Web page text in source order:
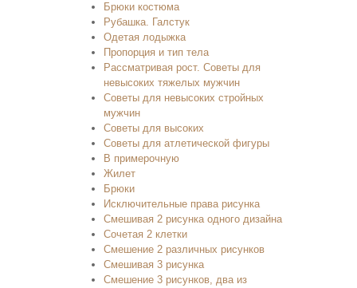
Брюки костюма
Рубашка. Галстук
Одетая лодыжка
Пропорция и тип тела
Рассматривая рост. Советы для
невысоких тяжелых мужчин
Советы для невысоких стройных
мужчин
Советы для высоких
Советы для атлетической фигуры
В примерочную
Жилет
Брюки
Исключительные права рисунка
Смешивая 2 рисунка одного дизайна
Сочетая 2 клетки
Смешение 2 различных рисунков
Смешивая 3 рисунка
Смешение 3 рисунков, два из